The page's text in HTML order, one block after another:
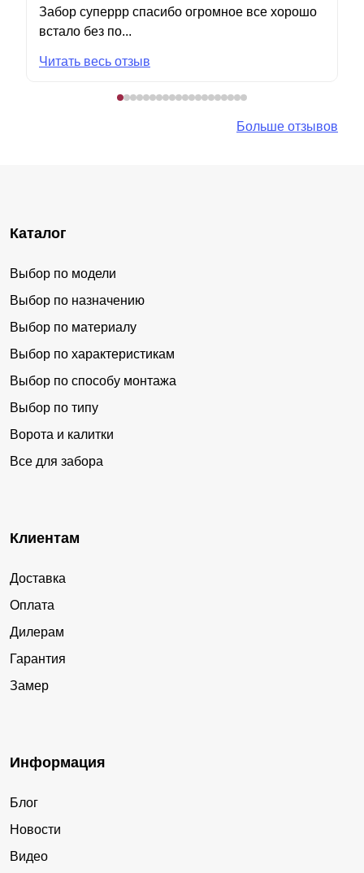
Забор суперрр спасибо огромное все хорошо
встало без по...
Читать весь отзыв
Больше отзывов
Каталог
Выбор по модели
Выбор по назначению
Выбор по материалу
Выбор по характеристикам
Выбор по способу монтажа
Выбор по типу
Ворота и калитки
Все для забора
Клиентам
Доставка
Оплата
Дилерам
Гарантия
Замер
Информация
Блог
Новости
Видео